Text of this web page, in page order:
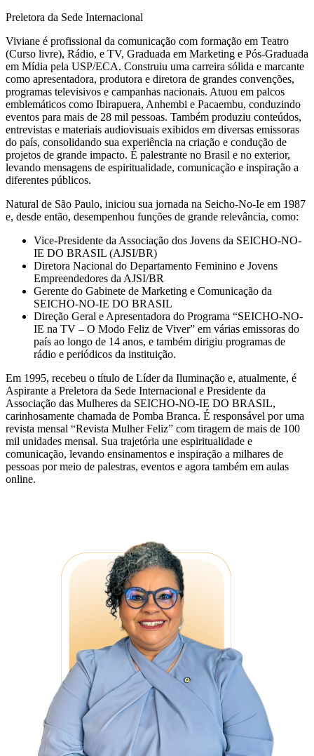
Preletora da Sede Internacional
Viviane é profissional da comunicação com formação em Teatro
(Curso livre), Rádio, e TV, Graduada em Marketing e Pós-Graduada
em Mídia pela USP/ECA. Construiu uma carreira sólida e marcante
como apresentadora, produtora e diretora de grandes convenções,
programas televisivos e campanhas nacionais. Atuou em palcos
emblemáticos como Ibirapuera, Anhembi e Pacaembu, conduzindo
eventos para mais de 28 mil pessoas. Também produziu conteúdos,
entrevistas e materiais audiovisuais exibidos em diversas emissoras
do país, consolidando sua experiência na criação e condução de
projetos de grande impacto. É palestrante no Brasil e no exterior,
levando mensagens de espiritualidade, comunicação e inspiração a
diferentes públicos.
Natural de São Paulo, iniciou sua jornada na Seicho-No-Ie em 1987
e, desde então, desempenhou funções de grande relevância, como:
Vice-Presidente da Associação dos Jovens da SEICHO-NO-
IE DO BRASIL (AJSI/BR)
Diretora Nacional do Departamento Feminino e Jovens
Empreendedores da AJSI/BR
Gerente do Gabinete de Marketing e Comunicação da
SEICHO-NO-IE DO BRASIL
Direção Geral e Apresentadora do Programa “SEICHO-NO-
IE na TV – O Modo Feliz de Viver” em várias emissoras do
país ao longo de 14 anos, e também dirigiu programas de
rádio e periódicos da instituição.
Em 1995, recebeu o título de Líder da Iluminação e, atualmente, é
Aspirante a Preletora da Sede Internacional e Presidente da
Associação das Mulheres da SEICHO-NO-IE DO BRASIL,
carinhosamente chamada de Pomba Branca. É responsável por uma
revista mensal “Revista Mulher Feliz” com tiragem de mais de 100
mil unidades mensal. Sua trajetória une espiritualidade e
comunicação, levando ensinamentos e inspiração a milhares de
pessoas por meio de palestras, eventos e agora também em aulas
online.